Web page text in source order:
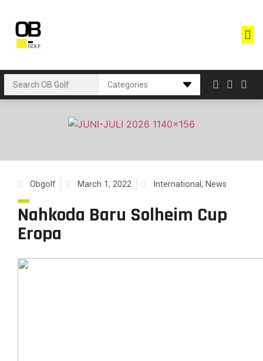
Obgolf March 1, 2022 International, News
Nahkoda Baru Solheim Cup
Eropa